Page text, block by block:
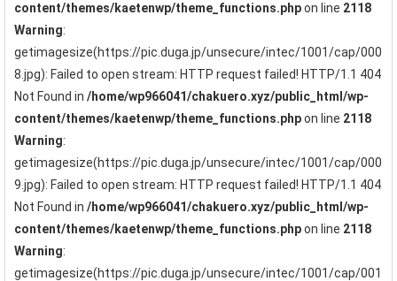
content/themes/kaetenwp/theme_functions.phpon line 2118
Warning:
getimagesize(https://pic.duga.jp/unsecure/intec/1001/cap/000
8.jpg): Failed to open stream: HTTP request failed! HTTP/1.1 404
Not Found in /home/wp966041/chakuero.xyz/public_html/wp-
content/themes/kaetenwp/theme_functions.phpon line 2118
Warning:
getimagesize(https://pic.duga.jp/unsecure/intec/1001/cap/000
9.jpg): Failed to open stream: HTTP request failed! HTTP/1.1 404
Not Found in /home/wp966041/chakuero.xyz/public_html/wp-
content/themes/kaetenwp/theme_functions.phpon line 2118
Warning:
getimagesize(https://pic.duga.jp/unsecure/intec/1001/cap/001